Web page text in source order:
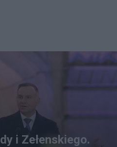
i Zełenskiego.